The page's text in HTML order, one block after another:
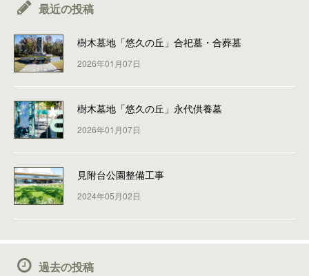
最近の投稿
樹木墓地「悠久の丘」合祀墓・合葬墓
2026年01月07日
樹木墓地「悠久の丘」永代供養墓
2026年01月07日
見附台公園整備工事
2024年05月02日
過去の投稿